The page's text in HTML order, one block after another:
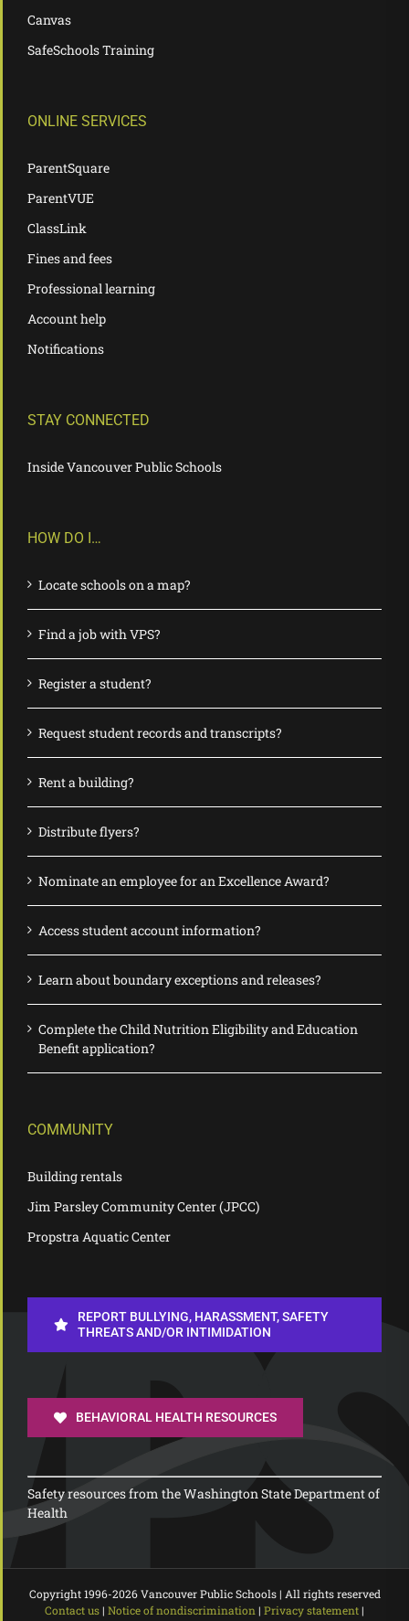
Canvas
SafeSchools Training
ONLINE SERVICES
ParentSquare
ParentVUE
ClassLink
Fines and fees
Professional learning
Account help
Notifications
STAY CONNECTED
Inside Vancouver Public Schools
HOW DO I…
Locate schools on a map?
Find a job with VPS?
Register a student?
Request student records and transcripts?
Rent a building?
Distribute flyers?
Nominate an employee for an Excellence Award?
Access student account information?
Learn about boundary exceptions and releases?
Complete the Child Nutrition Eligibility and Education
Benefit application?
COMMUNITY
Building rentals
Jim Parsley Community Center (JPCC)
Propstra Aquatic Center
REPORT BULLYING, HARASSMENT, SAFETY
THREATS AND/OR INTIMIDATION
BEHAVIORAL HEALTH RESOURCES
Safety resources from the Washington State Department of
Health
Copyright 1996-2026 Vancouver Public Schools | All rights reserved
Contact us| Notice of nondiscrimination| Privacy statement|